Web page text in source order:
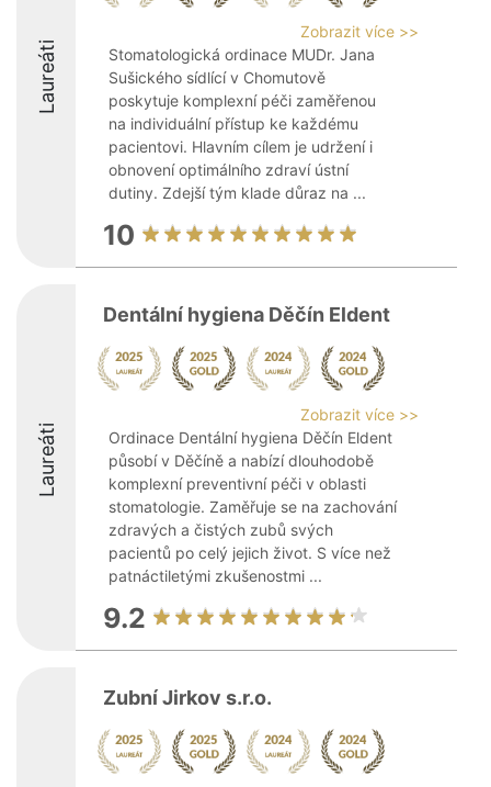
Laureáti
Zobrazit více >>
Stomatologická ordinace MUDr. Jana
Sušického sídlící v Chomutově
poskytuje komplexní péči zaměřenou
na individuální přístup ke každému
pacientovi. Hlavním cílem je udržení i
obnovení optimálního zdraví ústní
dutiny. Zdejší tým klade důraz na ...
10
Laureáti
Dentální hygiena Děčín Eldent
Zobrazit více >>
Ordinace Dentální hygiena Děčín Eldent
působí v Děčíně a nabízí dlouhodobě
komplexní preventivní péči v oblasti
stomatologie. Zaměřuje se na zachování
zdravých a čistých zubů svých
pacientů po celý jejich život. S více než
patnáctiletými zkušenostmi ...
9.2
Zubní Jirkov s.r.o.